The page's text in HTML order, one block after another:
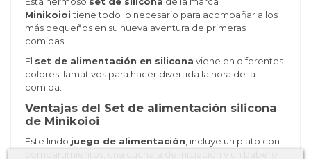
Minikoioitiene todo lo necesario para acompañar a los
más pequeños en su nueva aventura de primeras
comidas.
El set de alimentación en silicona viene en diferentes
colores llamativos para hacer divertida la hora de la
comida.
Ventajas del Set de alimentación silicona
de Minikoioi
Este lindo juego de alimentación , incluye un plato con